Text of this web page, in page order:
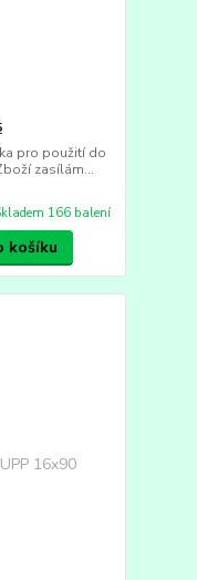
pro použití do
zasílám...
166 balení
košíku